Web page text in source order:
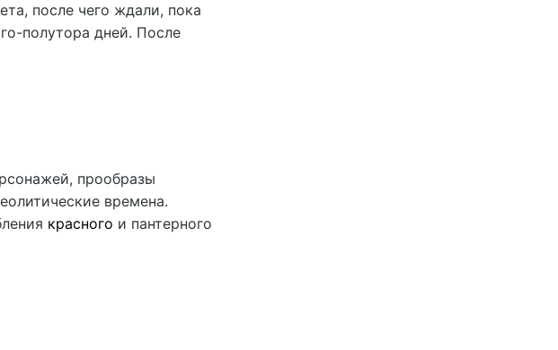
после чего ждали, пока
полутора дней. После
прообразы
времена.
красного и пантерного